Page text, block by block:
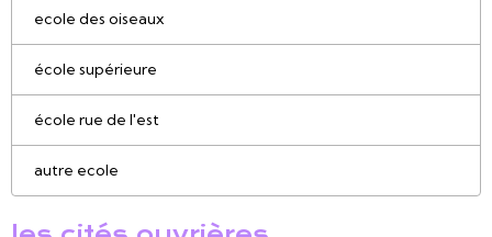
ecole des oiseaux
école supérieure
école rue de l'est
autre ecole